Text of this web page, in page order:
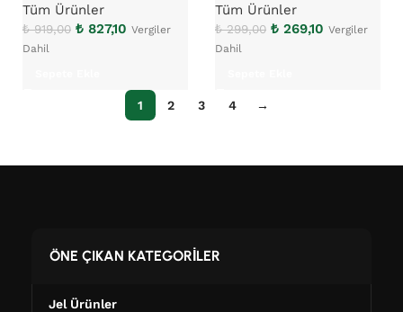
Tüm Ürünler
₺919,00 ₺ 827,10 Vergiler
Dahil
Tüm Ürünler
₺299,00 ₺ 269,10 Vergiler
Dahil
1 2 3 4 →
ÖNE ÇIKAN KATEGORİLER
Jel Ürünler